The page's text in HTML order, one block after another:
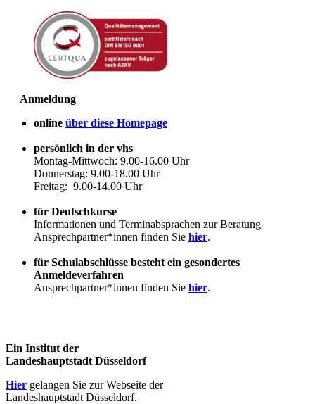
Anmeldung
online über diese Homepage
persönlich in der vhs
Montag-Mittwoch: 9.00-16.00 Uhr
Donnerstag: 9.00-18.00 Uhr
Freitag: 9.00-14.00 Uhr
für Deutschkurse
Informationen und Terminabsprachen zur Beratung
Ansprechpartner*innen finden Sie hier.
für Schulabschlüsse besteht ein gesondertes
Anmeldeverfahren
Ansprechpartner*innen finden Sie hier.
Ein Institut der
Landeshauptstadt Düsseldorf
Hier gelangen Sie zur Webseite der
Landeshauptstadt Düsseldorf.